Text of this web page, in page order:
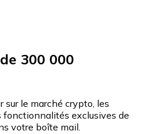
300 000
sur le marché crypto, les
fonctionnalités exclusives de
votre boîte mail.